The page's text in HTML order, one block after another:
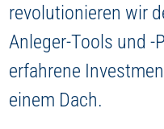
revolutionieren wir
Anleger-Tools und -
erfahrene
einem Dach.